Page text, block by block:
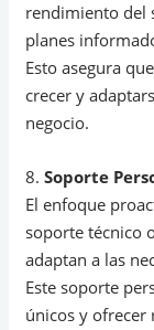
rendimiento del
planes
Esto asegura
crecer y
negocio.
8.Soporte
El enfoque
soporte técnico
adaptan a las
Este soporte
únicos y ofrecer